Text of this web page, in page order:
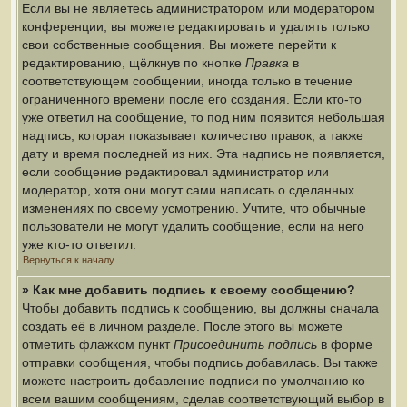
Если вы не являетесь администратором или модератором
конференции, вы можете редактировать и удалять только
свои собственные сообщения. Вы можете перейти к
редактированию, щёлкнув по кнопке Правка в
соответствующем сообщении, иногда только в течение
ограниченного времени после его создания. Если кто-то
уже ответил на сообщение, то под ним появится небольшая
надпись, которая показывает количество правок, а также
дату и время последней из них. Эта надпись не появляется,
если сообщение редактировал администратор или
модератор, хотя они могут сами написать о сделанных
изменениях по своему усмотрению. Учтите, что обычные
пользователи не могут удалить сообщение, если на него
уже кто-то ответил.
Вернуться к началу
» Как мне добавить подпись к своему сообщению?
Чтобы добавить подпись к сообщению, вы должны сначала
создать её в личном разделе. После этого вы можете
отметить флажком пунктПрисоединить подпись в форме
отправки сообщения, чтобы подпись добавилась. Вы также
можете настроить добавление подписи по умолчанию ко
всем вашим сообщениям, сделав соответствующий выбор в